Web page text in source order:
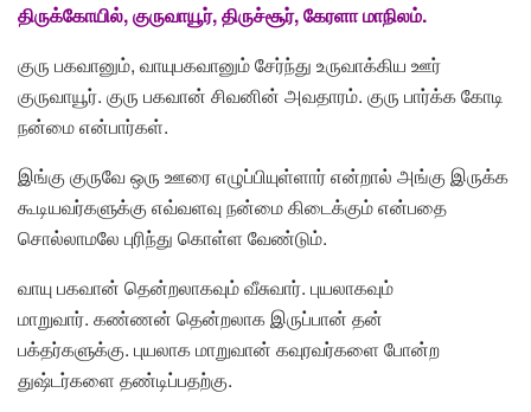
திருக்கோயில்,குருவாயூர்,திருச்சூர்,கேரளாமாநிலம்.
குரு பகவானும், வாயுபகவானும் சேர்ந்து உருவாக்கிய ஊர்
குருவாயூர். குரு பகவான் சிவனின் அவதாரம். குரு பார்க்க கோடி
நன்மை என்பார்கள்.
இங்கு குருவே ஒரு ஊரை எழுப்பியுள்ளார் என்றால் அங்கு இருக்க
கூடியவர்களுக்கு எவ்வளவு நன்மை கிடைக்கும் என்பதை
சொல்லாமலே புரிந்து கொள்ள வேண்டும்.
வாயு பகவான் தென்றலாகவும் வீசுவார். புயலாகவும்
மாறுவார். கண்ணன் தென்றலாக இருப்பான் தன்
பக்தர்களுக்கு. புயலாக மாறுவான் கவுரவர்களை போன்ற
துஷ்டர்களை தண்டிப்பதற்கு.